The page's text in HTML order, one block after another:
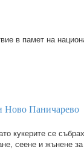
в памет на
Ново Паничарево
кукерите се
сеене и жънене